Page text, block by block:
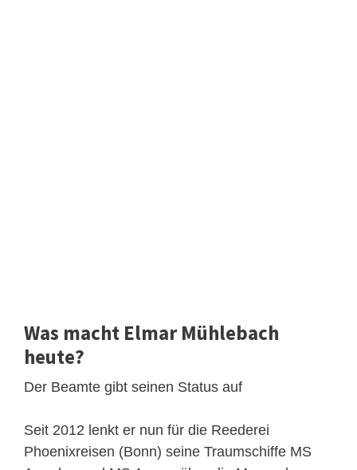
Was macht Elmar Mühlebach
heute?
Der Beamte gibt seinen Status auf
Seit 2012 lenkt er nun für die Reederei
Phoenixreisen (Bonn) seine Traumschiffe MS